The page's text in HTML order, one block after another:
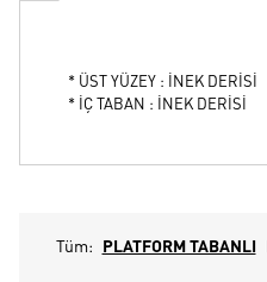
* ÜST YÜZEY : İNEK DERİSİ
* İÇ TABAN : İNEK DERİSİ
Tüm: PLATFORM TABANLI